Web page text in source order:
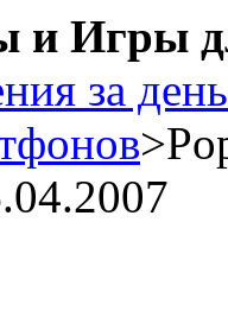
и Игры
за день